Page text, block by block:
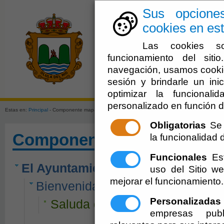
Sus
cookies en
Las cookies
funcionamiento del
navegación, usamos
sesión y brindarle un
optimizar la
personalizado en función
Obligatorias
la funcionalidad
Funcionales
uso del Sitio
mejorar el funcionamiento.
Personalizadas
empresas
El
Estas en: Principal - Componente mapa web
Componente mapa web
El Ayuntamiento
Bienvenida
Saluda de la Alcaldía